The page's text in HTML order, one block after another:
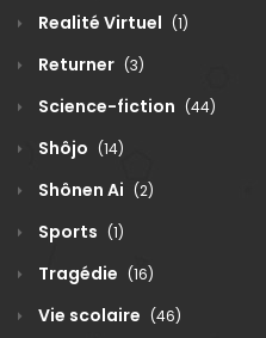
Realité Virtuel (1)
Returner (3)
Science-fiction (44)
Shôjo (14)
Shônen Ai (2)
Sports (1)
Tragédie (16)
Vie scolaire (46)